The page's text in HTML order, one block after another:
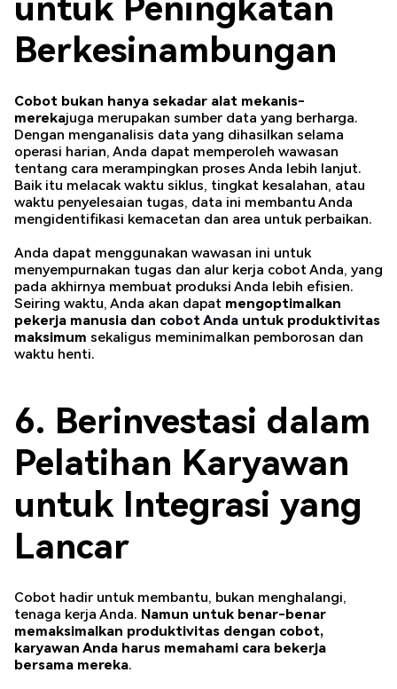
untuk Peningkatan
Berkesinambungan
Cobot bukan hanya sekadar alat mekanis-
merekajuga merupakan sumber data yang berharga.
Dengan menganalisis data yang dihasilkan selama
operasi harian, Anda dapat memperoleh wawasan
tentang cara merampingkan proses Anda lebih lanjut.
Baik itu melacak waktu siklus, tingkat kesalahan, atau
waktu penyelesaian tugas, data ini membantu Anda
mengidentifikasi kemacetan dan area untuk perbaikan.
Anda dapat menggunakan wawasan ini untuk
menyempurnakan tugas dan alur kerja cobot Anda, yang
pada akhirnya membuat produksi Anda lebih efisien.
Seiring waktu, Anda akan dapat mengoptimalkan
pekerja manusia dan cobot Andauntuk produktivitas
maksimum sekaligus meminimalkan pemborosan dan
waktu henti.
6. Berinvestasi dalam
Pelatihan Karyawan
untuk Integrasi yang
Lancar
Cobot hadir untuk membantu, bukan menghalangi,
tenaga kerja Anda. Namun untuk benar-benar
memaksimalkan produktivitas dengan cobot,
karyawan Anda harus memahami cara bekerja
bersama mereka.